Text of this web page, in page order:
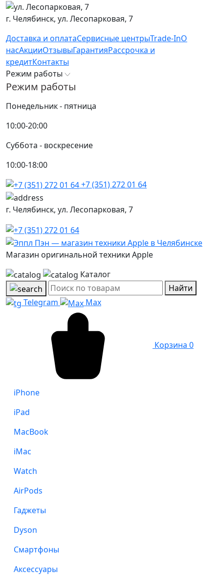
г. Челябинск, ул. Лесопарковая, 7
Доставка и оплатаСервисные центрыTrade-InО
насАкцииОтзывыГарантияРассрочка и
кредитКонтакты
Режим работы
Режим работы
Понедельник - пятница
10:00-20:00
Суббота - воскресение
10:00-18:00
+7 (351) 272 01 64
г. Челябинск, ул. Лесопарковая, 7
Магазин оригинальной техники Apple
Каталог
Найти
Telegram
Max
Корзина 0
iPhone
iPad
MacBook
iMac
Watch
AirPods
Гаджеты
Dyson
Смартфоны
Аксессуары